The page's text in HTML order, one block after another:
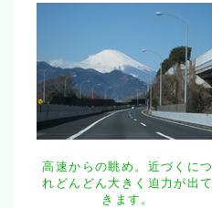
高速からの眺め。近づくにつ
れどんどん大きく迫力が出て
きます。